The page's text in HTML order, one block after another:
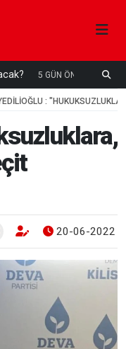
5 GÜN ÖNCE
:
20-06-2022